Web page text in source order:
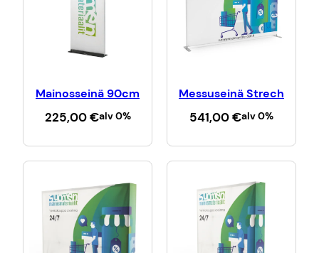
Mainosseinä 90cm
225,00€alv 0%
Messuseinä Strech
541,00€alv 0%